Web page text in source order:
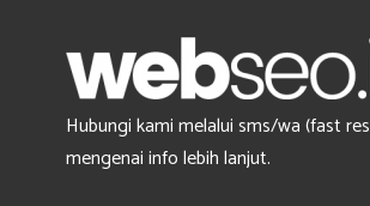
Hubungi kami melalui sms/wa (fast
mengenai info lebih lanjut.